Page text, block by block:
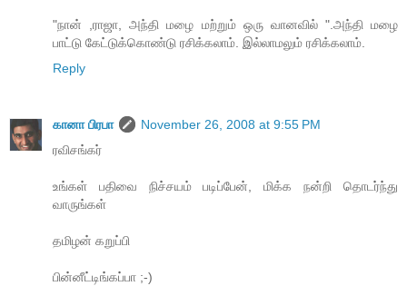
"நான் ,ராஜா, அந்தி மழை மற்றும் ஒரு வானவில் ".அந்தி மழை
பாட்டு கேட்டுக்கொண்டு ரசிக்கலாம். இல்லாமலும் ரசிக்கலாம்.
Reply
கானா பிரபா
November 26, 2008 at 9:55 PM
ரவிசங்கர்
உங்கள் பதிவை நிச்சயம் படிப்பேன், மிக்க நன்றி தொடர்ந்து
வாருங்கள்
தமிழன் கறுப்பி
பின்னீட்டிங்கப்பா ;-)